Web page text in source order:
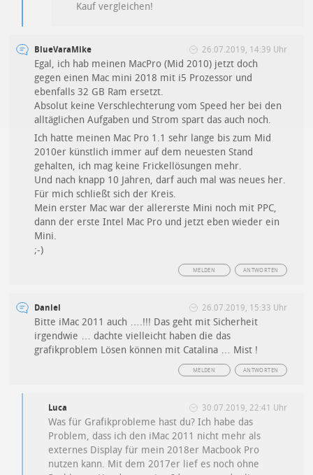
Kauf vergleichen!
BlueVaraMike 26.07.2019, 14:39 Uhr
Egal, ich hab meinen MacPro (Mid 2010) jetzt doch
gegen einen Mac mini 2018 mit i5 Prozessor und
ebenfalls 32 GB Ram ersetzt.
Absolut keine Verschlechterung vom Speed her bei den
alltäglichen Aufgaben und Strom spart das auch noch.
Ich hatte meinen Mac Pro 1.1 sehr lange bis zum Mid
2010er künstlich immer auf dem neuesten Stand
gehalten, ich mag keine Frickellösungen mehr.
Und nach knapp 10 Jahren, darf auch mal was neues her.
Für mich schließt sich der Kreis.
Mein erster Mac war der allererste Mini noch mit PPC,
dann der erste Intel Mac Pro und jetzt eben wieder ein
Mini.
;-)
ANTWORTEN
MELDEN
Daniel 26.07.2019, 15:33 Uhr
Bitte iMac 2011 auch ….!!! Das geht mit Sicherheit
irgendwie … dachte vielleicht haben die das
grafikproblem Lösen können mit Catalina … Mist !
ANTWORTEN
MELDEN
Luca 30.07.2019, 22:41 Uhr
Was für Grafikprobleme hast du? Ich habe das
Problem, dass ich den iMac 2011 nicht mehr als
externes Display für mein 2018er Macbook Pro
nutzen kann. Mit dem 2017er lief es noch ohne